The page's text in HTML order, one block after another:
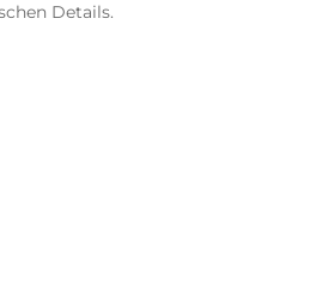
Details.